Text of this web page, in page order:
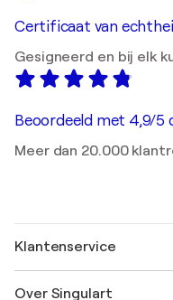
Certificaat van
Gesigneerd en bij elk
Beoordeeld met 4,9/5
Meer dan 20.000
Klantenservice
Verzenden
Over Singulart